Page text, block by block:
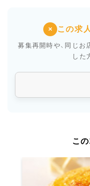
× この求
募集再開時や、同じお
した
こ